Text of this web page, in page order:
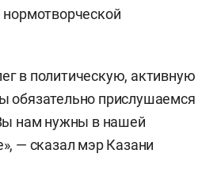
в политическую, активную
обязательно прислушаемся
нам нужны в нашей
— сказал мэр Казани